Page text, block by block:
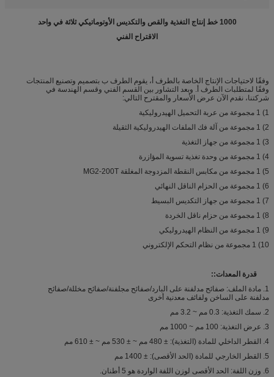
1000 خط إنتاج التغذية والقص والتكديس الأوتوماتيكي ثلاثة في واحد
الاقتراح الفني
وفقًا لاحتياجات الإنتاج الخاصة بالطرف أ، يقوم الطرف ب بتصميم وتصنيع المنتجات
وفقًا لمتطلبات الطرف أ. وبعد التشاور بين القسم الفني وقسم الهندسة في
شركتنا، نقدم الآن عرض الأسعار والمقترح التالي:
1) 1 مجموعة من عربة التحميل الهيدروليكية
2) 1 مجموعة من آلة فك الملفات الهيدروليكية الثقيلة
3) 1 مجموعة من جهاز التغذية
4) 1 مجموعة من وحدة تغذية تسوية المؤازرة
5) 1 مجموعة من مكابس النقطة المزدوجة المغلقة MG2-200T
6) 1 مجموعة من الحزام الناقل النهائي
7) 1 مجموعة من جهاز التكديس البسيط
8) 1 مجموعة من حزام ناقل الخردة
9) 1 مجموعة من النظام الهيدروليكي
10) 1 مجموعة من نظام التحكم الإلكتروني
قدرة المعدات::
1. مادة الملف: صفائح مدلفنة على البارد/صفائح مجلفنة/صفائح مخللة/صفائح
مدلفنة على الساخن ولفائف معدنية أخرى
2. سمك التغذية: 0.3 مم ~ 3.2 مم
3. عرض التغذية: 100 مم ~ 1000 مم
4. القطر الداخلي للمادة (التغذية): ± 480 مم ~ ± 530 مم ~ ± 610 مم
5. القطر الخارجي للمادة (الحد الأقصى): ± 1400 مم
6. وزن اللفة: الحد الأقصى لوزن اللفة الواردة هو 5 أطنان.